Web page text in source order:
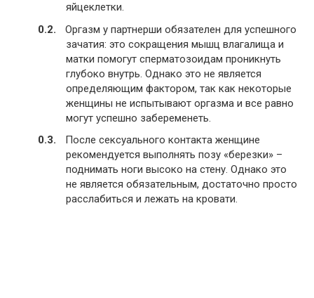
яйцеклетки.
Оргазм у партнерши обязателен для успешного
зачатия: это сокращения мышц влагалища и
матки помогут сперматозоидам проникнуть
глубоко внутрь. Однако это не является
определяющим фактором, так как некоторые
женщины не испытывают оргазма и все равно
могут успешно забеременеть.
После сексуального контакта женщине
рекомендуется выполнять позу «березки» –
поднимать ноги высоко на стену. Однако это
не является обязательным, достаточно просто
расслабиться и лежать на кровати.